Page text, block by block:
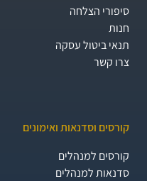
סיפורי הצלחה
חנות
תנאי ביטול עסקה
צרו קשר
קורסים וסדנאות ואימונים
קורסים למנהלים
סדנאות למנהלים